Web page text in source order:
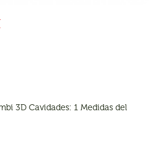
3D Cavidades: 1 Medidas del